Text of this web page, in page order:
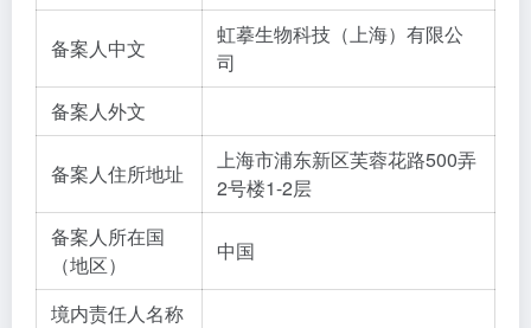
备案人中文
虹摹生物科技（上海）有限公
司
备案人外文
备案人住所地址
上海市浦东新区芙蓉花路500弄
2号楼1-2层
备案人所在国
（地区）
中国
境内责任人名称